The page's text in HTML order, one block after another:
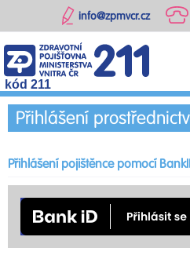
info@zpmvcr.cz
kód 211
Přihlášení
Přihlášení pojištěnce pomocí